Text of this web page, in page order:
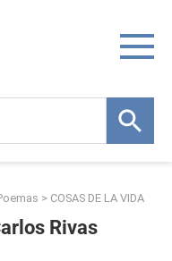
> COSAS DE LA VIDA
Rivas